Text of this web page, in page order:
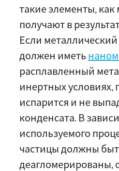
такие элементы, как
получают в
Если
должен иметь
расплавленный
инертных условиях,
испарится и не
конденсата. В
используемого
частицы должны
деагломерированы,